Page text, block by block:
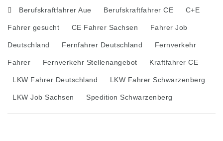
Berufskraftfahrer Aue Berufskraftfahrer CE C+E
Fahrer gesucht CE Fahrer Sachsen Fahrer Job
Deutschland Fernfahrer Deutschland Fernverkehr
Fahrer Fernverkehr Stellenangebot Kraftfahrer CE
LKW Fahrer Deutschland LKW Fahrer Schwarzenberg
LKW Job Sachsen Spedition Schwarzenberg